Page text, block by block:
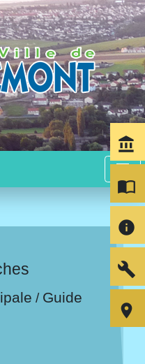
menu
/ Guide
account_balance
import_contacts
info
build
room